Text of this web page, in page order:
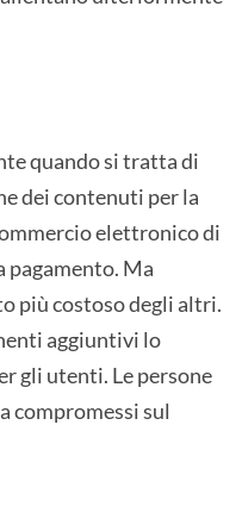
quando si tratta di
dei contenuti per la
elettronico di
Ma
più costoso degli altri.
aggiuntivi lo
gli utenti. Le persone
compromessi sul